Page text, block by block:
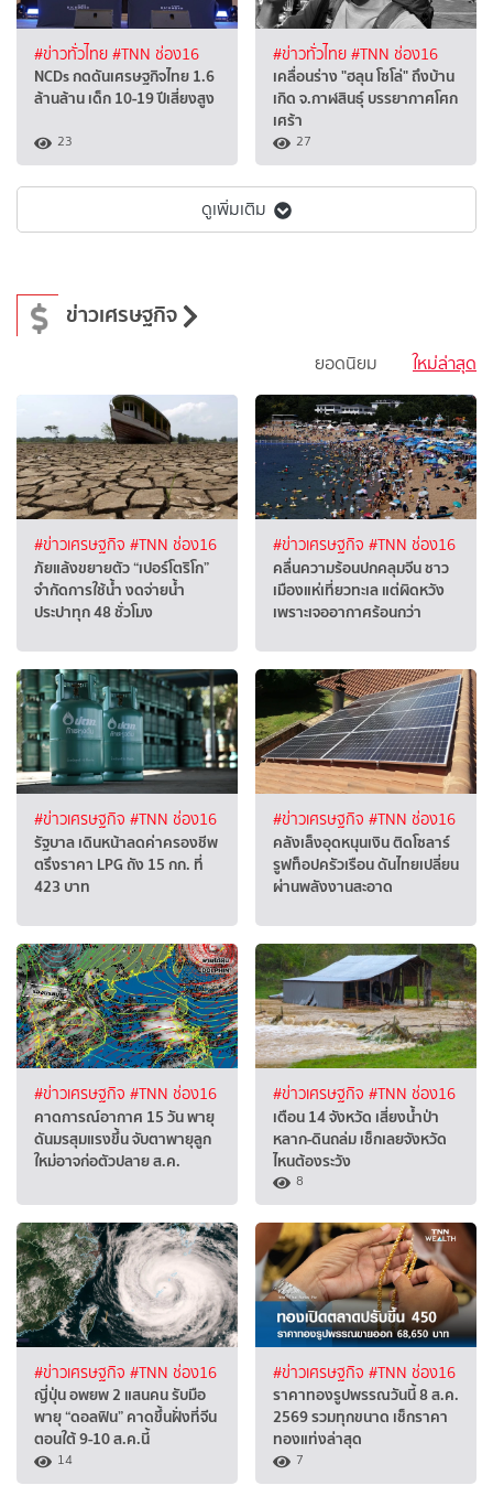
#ข่าวทั่วไทย#TNN ช่อง16
NCDs กดดันเศรษฐกิจไทย 1.6
ล้านล้าน เด็ก 10-19 ปีเสี่ยงสูง
23
#ข่าวทั่วไทย#TNN ช่อง16
เคลื่อนร่าง "ฮลุน โซโล่" ถึงบ้าน
เกิด จ.กาฬสินธุ์ บรรยากาศโศก
เศร้า
27
ดูเพิ่มเติม
ข่าวเศรษฐกิจ
ใหม่ล่าสุด
ยอดนิยม
#ข่าวเศรษฐกิจ #TNN ช่อง16
ภัยแล้งขยายตัว “เปอร์โตริโก”
จำกัดการใช้น้ำ งดจ่ายน้ำ
ประปาทุก 48 ชั่วโมง
#ข่าวเศรษฐกิจ #TNN ช่อง16
คลื่นความร้อนปกคลุมจีน ชาว
เมืองแห่เที่ยวทะเล แต่ผิดหวัง
เพราะเจออากาศร้อนกว่า
#ข่าวเศรษฐกิจ #TNN ช่อง16
รัฐบาล เดินหน้าลดค่าครองชีพ
ตรึงราคา LPG ถัง 15 กก. ที่
423 บาท
#ข่าวเศรษฐกิจ #TNN ช่อง16
คลังเล็งอุดหนุนเงิน ติดโซลาร์
รูฟท็อปครัวเรือน ดันไทยเปลี่ยน
ผ่านพลังงานสะอาด
#ข่าวเศรษฐกิจ #TNN ช่อง16
คาดการณ์อากาศ 15 วัน พายุ
ดันมรสุมแรงขึ้น จับตาพายุลูก
ใหม่อาจก่อตัวปลาย ส.ค.
#ข่าวเศรษฐกิจ #TNN ช่อง16
เตือน 14 จังหวัด เสี่ยงน้ำป่า
หลาก-ดินถล่ม เช็กเลยจังหวัด
ไหนต้องระวัง
8
#ข่าวเศรษฐกิจ #TNN ช่อง16
ญี่ปุ่น อพยพ 2 แสนคน รับมือ
พายุ “ดอลฟิน” คาดขึ้นฝั่งที่จีน
ตอนใต้ 9-10 ส.ค.นี้
14
#ข่าวเศรษฐกิจ #TNN ช่อง16
ราคาทองรูปพรรณวันนี้ 8 ส.ค.
2569 รวมทุกขนาด เช็กราคา
ทองแท่งล่าสุด
7